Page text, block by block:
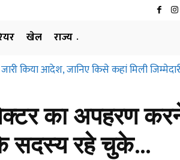
खेल
राज्य
किया आदेश, जानिए किसे कहां मिली जिम्मेदारी…
सकती रोक… छत्तीसगढ़ हाईकोर्ट ने क्यों कहा
का अपहरण
सदस्य रहे चुके…